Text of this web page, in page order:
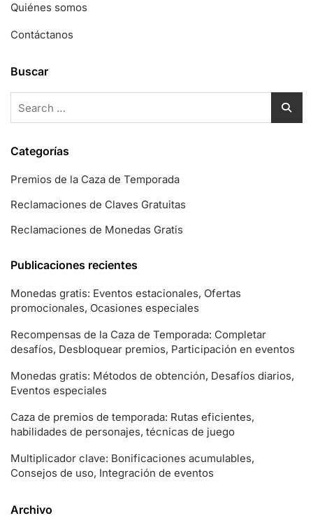
Quiénes somos
Contáctanos
Buscar
for:
Categorías
Premios de la Caza de Temporada
Reclamaciones de Claves Gratuitas
Reclamaciones de Monedas Gratis
Publicaciones recientes
Monedas gratis: Eventos estacionales, Ofertas
promocionales, Ocasiones especiales
Recompensas de la Caza de Temporada: Completar
desafíos, Desbloquear premios, Participación en eventos
Monedas gratis: Métodos de obtención, Desafíos diarios,
Eventos especiales
Caza de premios de temporada: Rutas eficientes,
habilidades de personajes, técnicas de juego
Multiplicador clave: Bonificaciones acumulables,
Consejos de uso, Integración de eventos
Archivo